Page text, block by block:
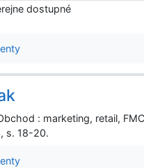
dostupné
: marketing, retail,
s. 18-20.